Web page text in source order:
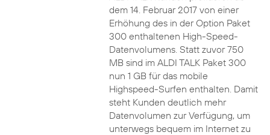
dem 14. Februar 2017 von einer
Erhöhung des in der Option Paket
300 enthaltenen High-Speed-
Datenvolumens. Statt zuvor 750
MB sind im ALDI TALK Paket 300
nun 1 GB für das mobile
Highspeed-Surfen enthalten. Damit
steht Kunden deutlich mehr
Datenvolumen zur Verfügung, um
unterwegs bequem im Internet zu